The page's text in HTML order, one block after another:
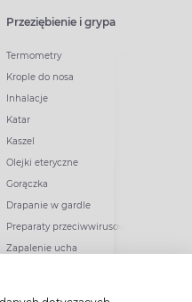
Przeziębienie i grypa
Termometry
Krople do nosa
Inhalacje
Katar
Kaszel
Olejki eteryczne
Gorączka
Drapanie w gardle
Preparaty przeciwwirusowe
Zapalenie ucha